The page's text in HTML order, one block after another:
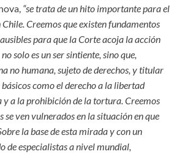
“se trata de un hito importante para el
Creemos que existen fundamentos
para que la Corte acoja la acción
solo es un ser sintiente, sino que,
no humana, sujeto de derechos, y titular
como el derecho a la libertad
a la prohibición de la tortura. Creemos
se ven vulnerados en la situación en que
la base de esta mirada y con un
de especialistas a nivel mundial,